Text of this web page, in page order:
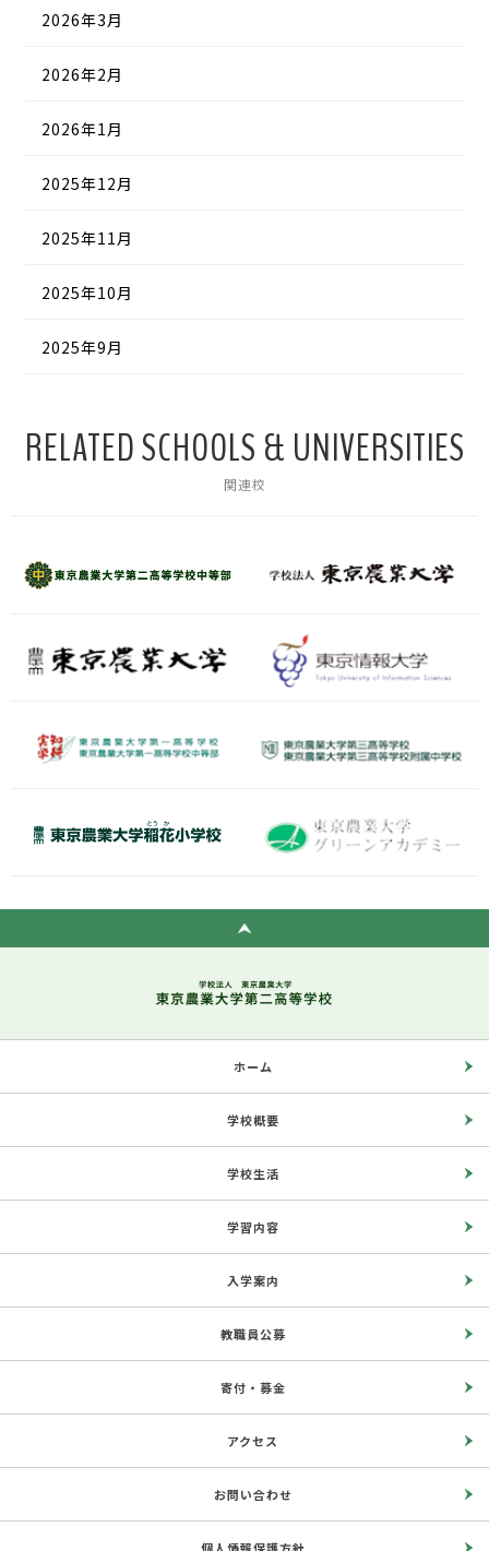
2026年3月
2026年2月
2026年1月
2025年12月
2025年11月
2025年10月
2025年9月
RELATED SCHOOLS & UNIVERSITIES
関連校
ホーム
学校概要
学校生活
学習内容
入学案内
教職員公募
寄付・募金
アクセス
お問い合わせ